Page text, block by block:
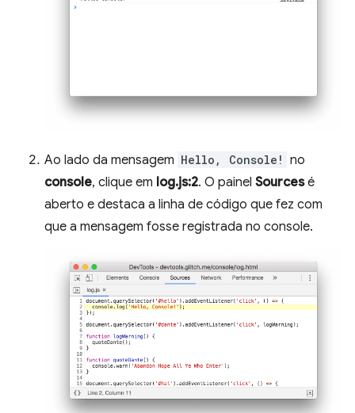
Ao lado da mensagem Hello, Console! no
console, clique em log.js:2. O painel Sourcesé
aberto e destaca a linha de código que fez com
que a mensagem fosse registrada no console.